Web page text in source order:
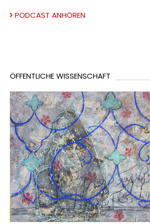
PODCAST ANHÖREN
ÖFFENTLICHE WISSENSCHAFT